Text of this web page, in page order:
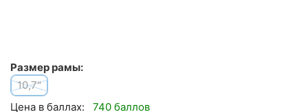
Размер рамы:
10,7"
Цена в баллах:
740 баллов